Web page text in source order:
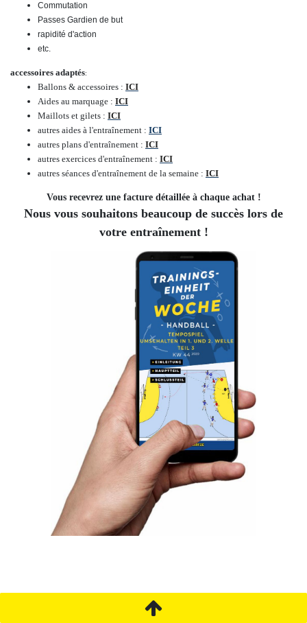
Commutation
Passes Gardien de but
rapidité d'action
etc.
accessoires adaptés:
Ballons & accessoires : ICI
Aides au marquage : ICI
Maillots et gilets : ICI
autres aides à l'entraînement : ICI
autres plans d'entraînement : ICI
autres exercices d'entraînement : ICI
autres séances d'entraînement de la semaine : ICI
Vous recevrez une facture détaillée à chaque achat !
Nous vous souhaitons beaucoup de succès lors de
votre entraînement !